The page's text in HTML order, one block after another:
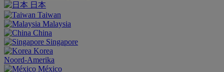
日本
Taiwan
Malaysia
China
Singapore
Korea
Noord-Amerika
México